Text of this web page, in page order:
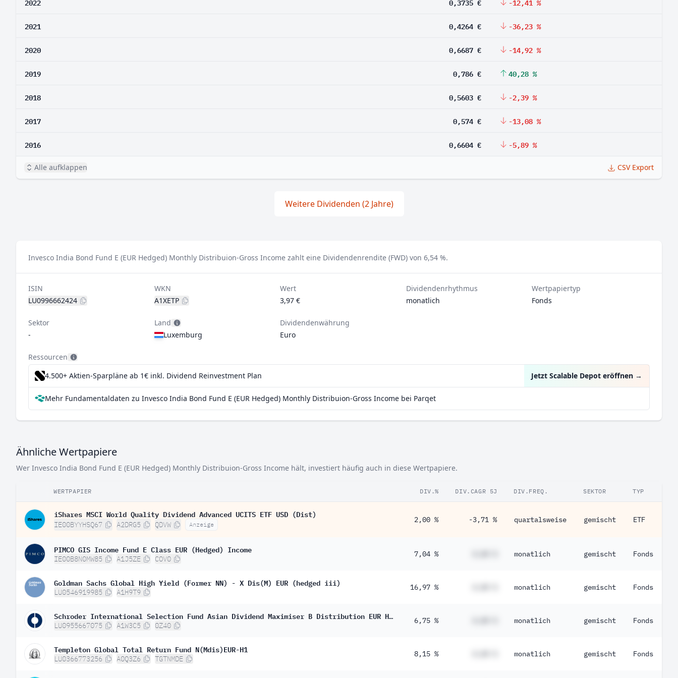
2021 0,4264 € -36,23 %
2020 0,6687 € -14,92 %
2019 0,786 € 40,28 %
2018 0,5603 € -2,39 %
2017 0,574 € -13,08 %
2016 0,6604 € -5,89 %
Alle aufklappen CSV Export
Weitere Dividenden (2 Jahre)
Invesco India Bond Fund E (EUR Hedged) Monthly Distribuion-Gross Income zahlt eine Dividendenrendite (FWD) von 6,54 %.
ISIN
LU0996662424
WKN
A1XETP
Wert
3,97 €
Dividendenrhythmus
monatlich
Wertpapiertyp
Fonds
Sektor
-
Land
Luxemburg
Dividendenwährung
Euro
Ressourcen
4.500+ Aktien-Sparpläne ab 1€ inkl. Dividend Reinvestment Plan Jetzt Scalable Depot eröffnen →
Mehr Fundamentaldaten zu Invesco India Bond Fund E (EUR Hedged) Monthly Distribuion-Gross Income bei Parqet
Ähnliche Wertpapiere
Wer Invesco India Bond Fund E (EUR Hedged) Monthly Distribuion-Gross Income hält, investiert häufig auch in diese Wertpapiere.
WERTPAPIER DIV.% DIV.CAGR 5J DIV.FREQ. SEKTOR TYP
iShares MSCI World Quality Dividend Advanced UCITS ETF USD (Dist)
IE00BYYHSQ67 A2DRG5 QDVW Anzeige
2,00 % -3,71 % quartalsweise gemischt ETF
PIMCO GIS Income Fund E Class EUR (Hedged) Income
IE00B8N0MW85 A1J5ZE COV0
7,04 % monatlich gemischt Fonds
Goldman Sachs Global High Yield (Former NN) - X Dis(M) EUR (hedged iii)
LU0546919985 A1H9T9
16,97 % monatlich gemischt Fonds
Schroder International Selection Fund Asian Dividend Maximiser B Distribution EUR Hedged M
LU0955667075 A1W3C5 0Z40
6,75 % monatlich gemischt Fonds
Templeton Global Total Return Fund N(Mdis)EUR-H1
LU0366773256 A0Q3Z6 TGTNMDE
8,15 % monatlich gemischt Fonds